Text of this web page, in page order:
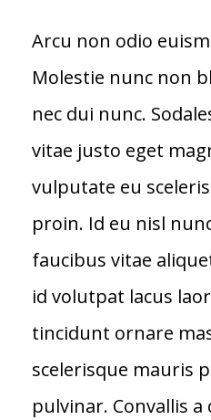
Arcu non odio
Molestie nunc non
nec dui nunc.
vitae justo eget
vulputate eu
proin. Id eu nisl
faucibus vitae
id volutpat lacus
tincidunt ornare
scelerisque mauris
pulvinar. Convallis